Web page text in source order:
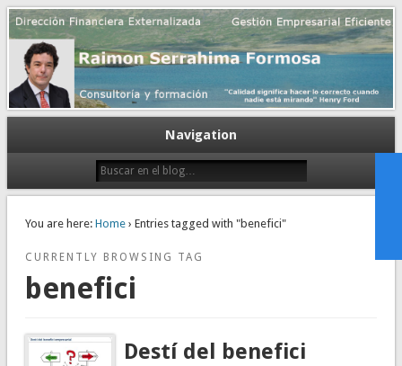
Dirección financiera de la PyME
Gestión empresarial eficiente. Dirección financiera externalizada.
Navigation
You are here: Home› Entries tagged with "benefici"
CURRENTLY BROWSING TAG
benefici
Destí del benefici